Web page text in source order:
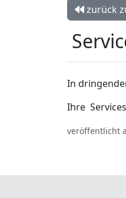
zurück
In
Ihre
veröffentlicht